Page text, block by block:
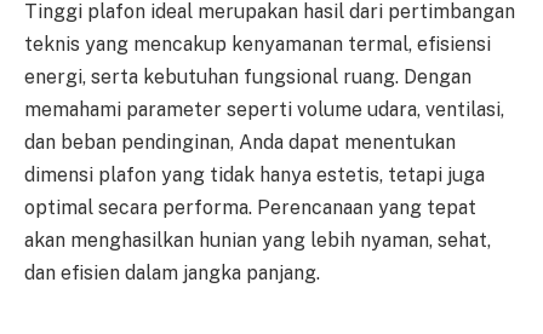
Tinggi plafon ideal merupakan hasil dari pertimbangan
teknis yang mencakup kenyamanan termal, efisiensi
energi, serta kebutuhan fungsional ruang. Dengan
memahami parameter seperti volume udara, ventilasi,
dan beban pendinginan, Anda dapat menentukan
dimensi plafon yang tidak hanya estetis, tetapi juga
optimal secara performa. Perencanaan yang tepat
akan menghasilkan hunian yang lebih nyaman, sehat,
dan efisien dalam jangka panjang.